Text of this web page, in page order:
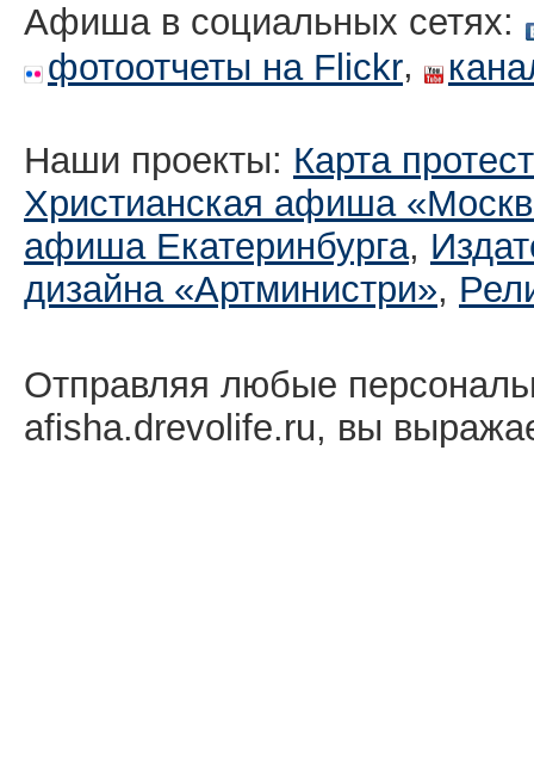
Афиша в социальных сетях:
фотоотчеты на Flickr,
Наши проекты: Карта
Христианская афиша
афиша Екатеринбургa,
дизайна «Артминистри»,
Отправляя любые
afisha.drevolife.ru, вы